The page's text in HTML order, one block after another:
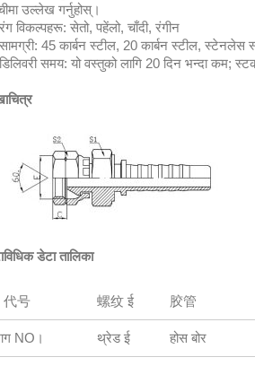
उल्लेख गर्नुहोस्।
विकल्पहरू: सेतो, पहेंलो, चाँदी, रंगीन
45 कार्बन स्टील, 20 कार्बन स्टील, स्टेनलेस
समय: यो वस्तुको लागि 20 दिन भन्दा कम;
डेटा तालिका
代号 螺纹 ई 胶管
NO। थ्रेड ई होस बोर